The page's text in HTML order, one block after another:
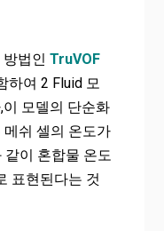
법인 TruVOF
하여 2 Fluid 모
모델의 단순화
메쉬 셀의 온도가
같이 혼합물 온도
표현된다는 것